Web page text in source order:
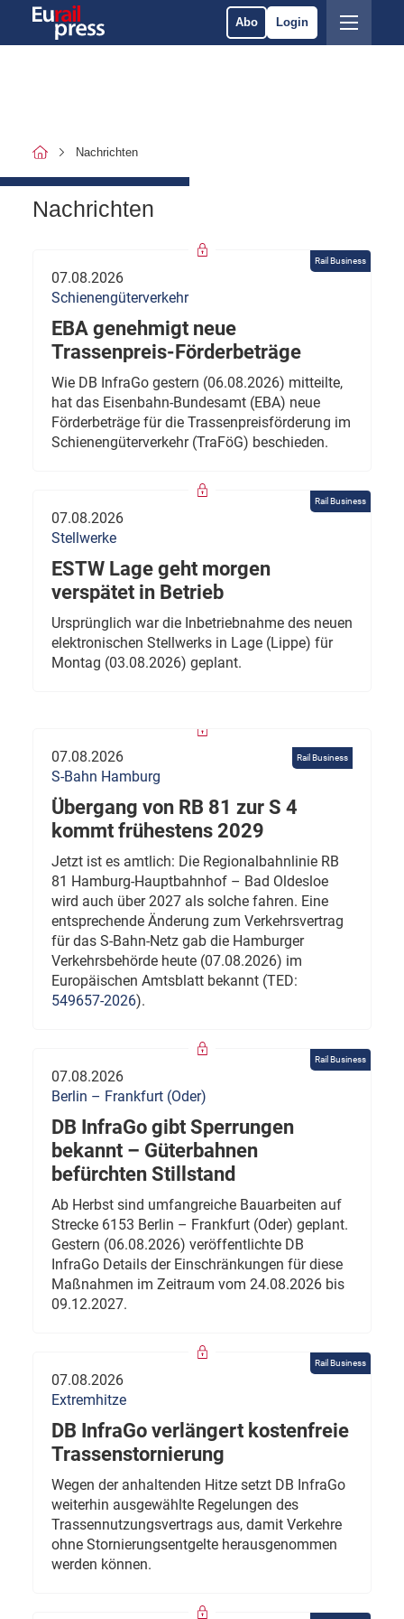
Abo Login
Nachrichten
Nachrichten
Rail Business
07.08.2026
Schienengüterverkehr
EBA genehmigt neue
Trassenpreis-Förderbeträge
Wie DB InfraGo gestern (06.08.2026) mitteilte,
hat das Eisenbahn-Bundesamt (EBA) neue
Förderbeträge für die Trassenpreisförderung im
Schienengüterverkehr (TraFöG) beschieden.
Rail Business
07.08.2026
Stellwerke
ESTW Lage geht morgen
verspätet in Betrieb
Ursprünglich war die Inbetriebnahme des neuen
elektronischen Stellwerks in Lage (Lippe) für
Montag (03.08.2026) geplant.
Rail Business
07.08.2026
S-Bahn Hamburg
Übergang von RB 81 zur S 4
kommt frühestens 2029
Jetzt ist es amtlich: Die Regionalbahnlinie RB
81 Hamburg-Hauptbahnhof – Bad Oldesloe
wird auch über 2027 als solche fahren. Eine
entsprechende Änderung zum Verkehrsvertrag
für das S-Bahn-Netz gab die Hamburger
Verkehrsbehörde heute (07.08.2026) im
Europäischen Amtsblatt bekannt (TED:
549657-2026).
Rail Business
07.08.2026
Berlin – Frankfurt (Oder)
DB InfraGo gibt Sperrungen
bekannt – Güterbahnen
befürchten Stillstand
Ab Herbst sind umfangreiche Bauarbeiten auf
Strecke 6153 Berlin – Frankfurt (Oder) geplant.
Gestern (06.08.2026) veröffentlichte DB
InfraGo Details der Einschränkungen für diese
Maßnahmen im Zeitraum vom 24.08.2026 bis
09.12.2027.
Rail Business
07.08.2026
Extremhitze
DB InfraGo verlängert kostenfreie
Trassenstornierung
Wegen der anhaltenden Hitze setzt DB InfraGo
weiterhin ausgewählte Regelungen des
Trassennutzungsvertrags aus, damit Verkehre
ohne Stornierungsentgelte herausgenommen
werden können.